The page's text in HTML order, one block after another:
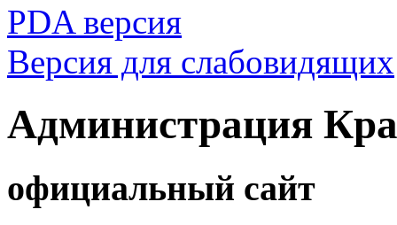
PDA версия
Версия для слабовидящих
Администрация
официальный сайт